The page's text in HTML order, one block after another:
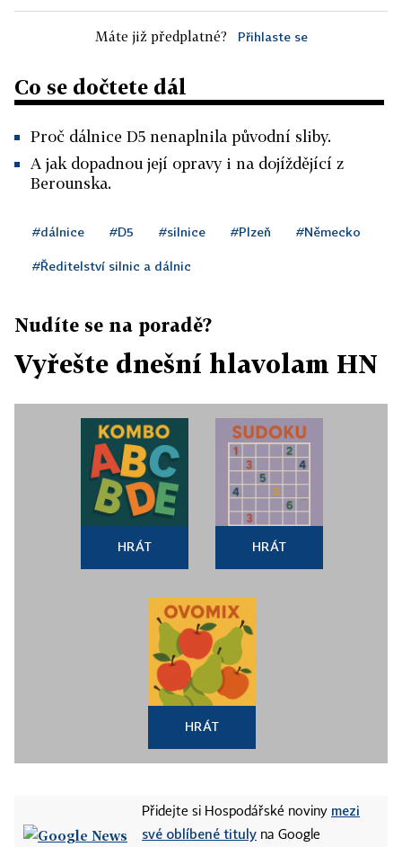
Máte již předplatné? Přihlaste se
Co se dočtete dál
Proč dálnice D5 nenaplnila původní sliby.
A jak dopadnou její opravy i na dojíždějící z
Berounska.
#dálnice #D5 #silnice #Plzeň #Německo
#Ředitelství silnic a dálnic
Nudíte se na poradě?
Vyřešte dnešní hlavolam HN
HRÁT HRÁT
HRÁT
Přidejte si Hospodářské noviny mezi
své oblíbené tituly na Google